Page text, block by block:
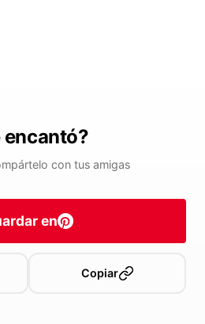
encantó?
con tus amigas
en
Copiar